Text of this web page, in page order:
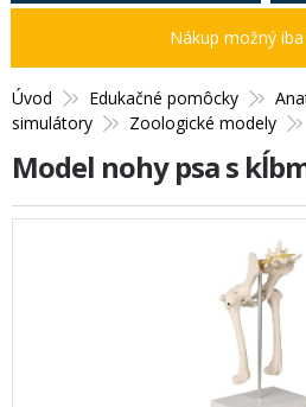
Úvod Edukačné pomôcky
simulátory
Zoologické modely
Model nohy psa s
Nákup možný iba